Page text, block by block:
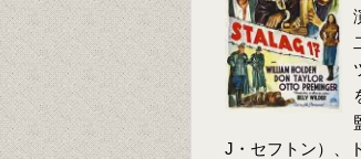
J・セフトン）、